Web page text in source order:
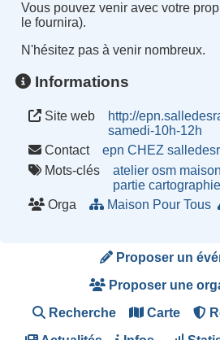
Vous pouvez venir avec votre
le fournira).
N'hésitez pas à venir nombreux.
Informations
Site web
http://
samedi-10h-12h
Contact
epn CHEZ
Mots-clés
atelier osm
partie cartographie
Orga
Maison Pour Tous
Proposer un
Proposer une
Recherche Carte